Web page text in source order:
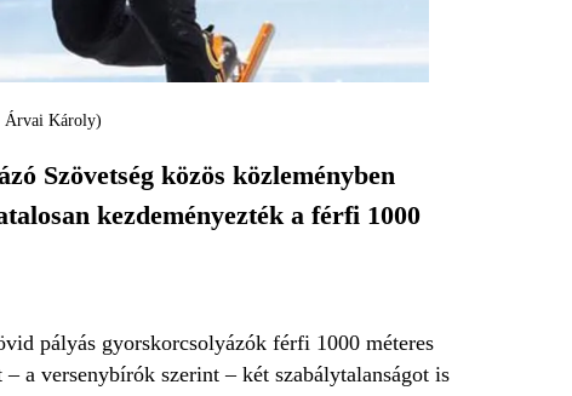
Árvai Károly)
Szövetség közös közleményben
kezdeményezték a férfi 1000
pályás gyorskorcsolyázók férfi 1000 méteres
a versenybírók szerint – két szabálytalanságot is